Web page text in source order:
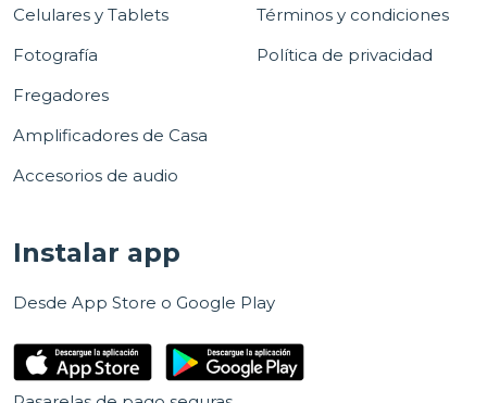
Celulares y Tablets
Fotografía
Fregadores
Amplificadores de Casa
Accesorios de audio
Términos y condiciones
Política de privacidad
Instalar app
Desde App Store o Google Play